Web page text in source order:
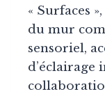
« Surfaces
du mur
sensoriel,
d’éclairage